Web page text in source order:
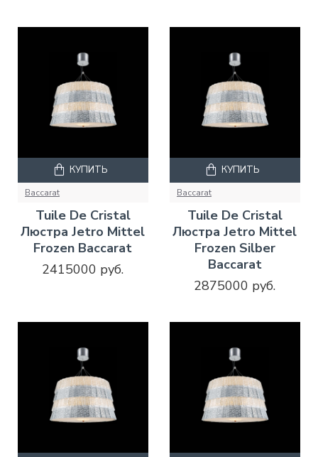
Baccarat
Tuile De Cristal
Люстра Jetro Mittel
Frozen Baccarat
2415000 руб.
КУПИТЬ
Baccarat
Tuile De Cristal
Люстра Jetro Mittel
Frozen Silber
Baccarat
2875000 руб.
КУПИТЬ